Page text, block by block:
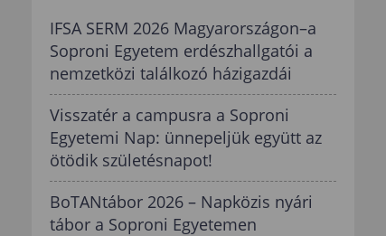
IFSA SERM 2026 Magyarországon–a
Soproni Egyetem erdészhallgatói a
nemzetközi találkozó házigazdái
Visszatér a campusra a Soproni
Egyetemi Nap: ünnepeljük együtt az
ötödik születésnapot!
BoTANtábor 2026 – Napközis nyári
tábor a Soproni Egyetemen